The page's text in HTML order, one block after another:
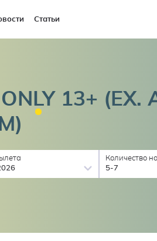
Статьи
13+ (EX.
Количество
5-7